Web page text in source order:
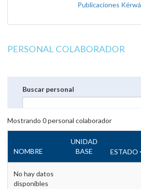
Publicaciones Kérwá
PERSONAL COLABORADOR
Buscar personal
Mostrando 0personal colaborador
NOMBRE
UNIDAD
BASE
ESTADO
No hay datos
disponibles